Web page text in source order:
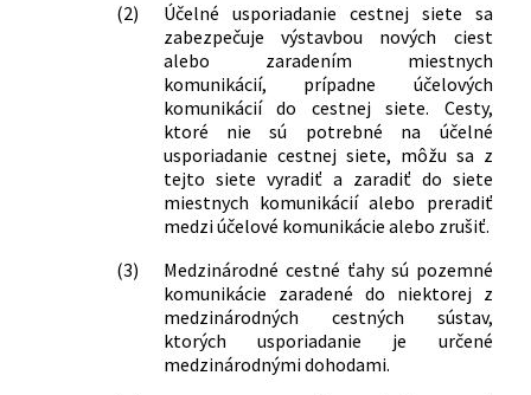
(2)
Účelné usporiadanie cestnej siete sa
zabezpečuje výstavbou nových ciest
alebo zaradením miestnych
komunikácií, prípadne účelových
komunikácií do cestnej siete. Cesty,
ktoré nie sú potrebné na účelné
usporiadanie cestnej siete, môžu sa z
tejto siete vyradiť a zaradiť do siete
miestnych komunikácií alebo preradiť
medzi účelové komunikácie alebo zrušiť.
(3)
Medzinárodné cestné ťahy sú pozemné
komunikácie zaradené do niektorej z
medzinárodných cestných sústav,
ktorých usporiadanie je určené
medzinárodnými dohodami.